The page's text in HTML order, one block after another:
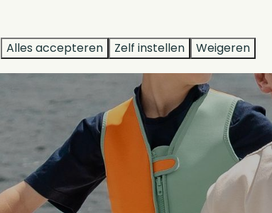
Alles accepteren Zelf instellen Weigeren